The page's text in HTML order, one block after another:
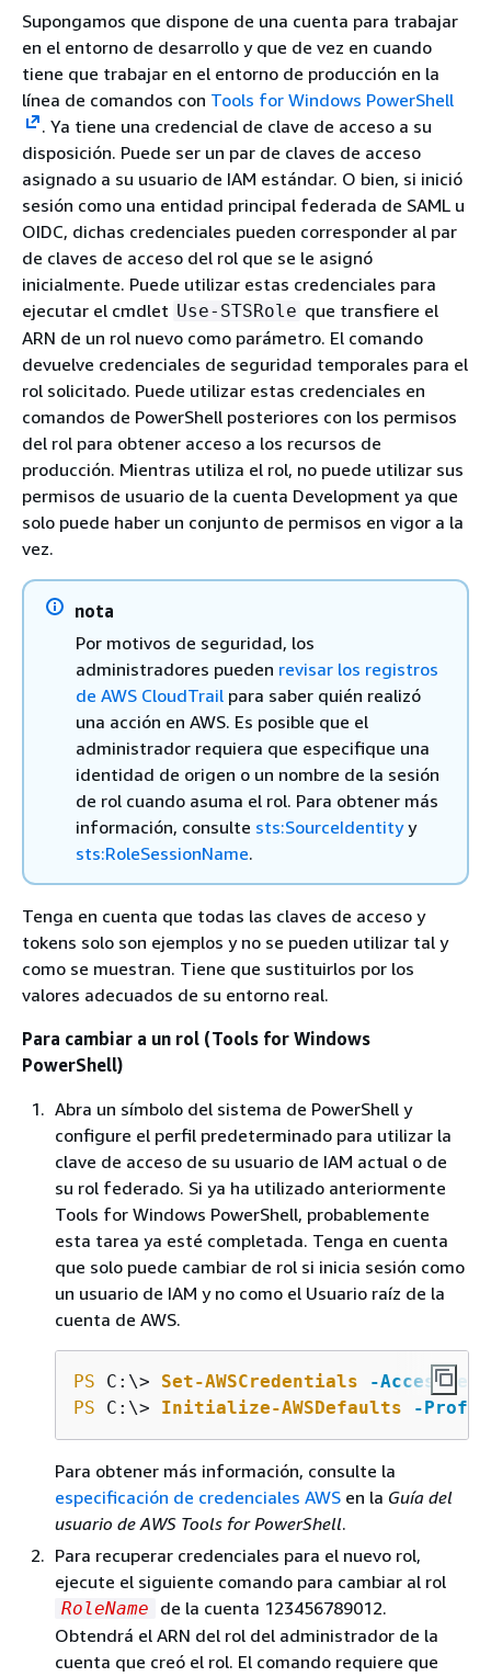
Supongamos que dispone de una cuenta para trabajar
en el entorno de desarrollo y que de vez en cuando
tiene que trabajar en el entorno de producción en la
línea de comandos con Tools for Windows PowerShell
. Ya tiene una credencial de clave de acceso a su
disposición. Puede ser un par de claves de acceso
asignado a su usuario de IAM estándar. O bien, si inició
sesión como una entidad principal federada de SAML u
OIDC, dichas credenciales pueden corresponder al par
de claves de acceso del rol que se le asignó
inicialmente. Puede utilizar estas credenciales para
ejecutar el cmdlet Use-STSRole que transfiere el
ARN de un rol nuevo como parámetro. El comando
devuelve credenciales de seguridad temporales para el
rol solicitado. Puede utilizar estas credenciales en
comandos de PowerShell posteriores con los permisos
del rol para obtener acceso a los recursos de
producción. Mientras utiliza el rol, no puede utilizar sus
permisos de usuario de la cuenta Development ya que
solo puede haber un conjunto de permisos en vigor a la
vez.
nota
Por motivos de seguridad, los
administradores pueden revisar los registros
de AWS CloudTrail para saber quién realizó
una acción en AWS. Es posible que el
administrador requiera que especifique una
identidad de origen o un nombre de la sesión
de rol cuando asuma el rol. Para obtener más
información, consulte sts:SourceIdentityy
sts:RoleSessionName.
Tenga en cuenta que todas las claves de acceso y
tokens solo son ejemplos y no se pueden utilizar tal y
como se muestran. Tiene que sustituirlos por los
valores adecuados de su entorno real.
Para cambiar a un rol (Tools for Windows
PowerShell)
Abra un símbolo del sistema de PowerShell y
configure el perfil predeterminado para utilizar la
clave de acceso de su usuario de IAM actual o de
su rol federado. Si ya ha utilizado anteriormente
Tools for Windows PowerShell, probablemente
esta tarea ya esté completada. Tenga en cuenta
que solo puede cambiar de rol si inicia sesión como
un usuario de IAM y no como el Usuario raíz de la
cuenta de AWS.
PS C:\> Set-AWSCredentials -AccessKey
PS C:\> Initialize-AWSDefaults -
Para obtener más información, consulte la
especificación de credenciales AWS en la Guía del
usuario de AWS Tools for PowerShell.
Para recuperar credenciales para el nuevo rol,
ejecute el siguiente comando para cambiar al rol
RoleName
de la cuenta 123456789012.
Obtendrá el ARN del rol del administrador de la
cuenta que creó el rol. El comando requiere que